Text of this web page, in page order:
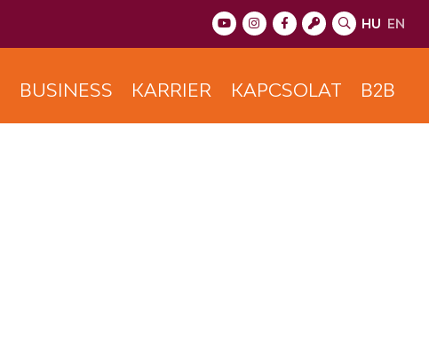
HU EN
BUSINESS KARRIER KAPCSOLAT B2B